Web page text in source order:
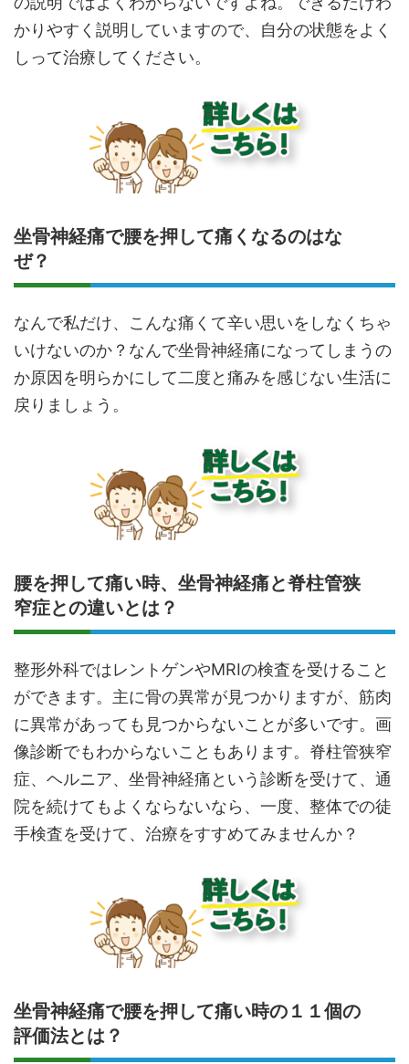
かりやすく説明していますので、自分の状態をよく
しって治療してください。
坐骨神経痛で腰を押して痛くなるのはな
ぜ？
なんで私だけ、こんな痛くて辛い思いをしなくちゃ
いけないのか？なんで坐骨神経痛になってしまうの
か原因を明らかにして二度と痛みを感じない生活に
戻りましょう。
腰を押して痛い時、坐骨神経痛と脊柱管狭
窄症との違いとは？
整形外科ではレントゲンやMRIの検査を受けること
ができます。主に骨の異常が見つかりますが、筋肉
に異常があっても見つからないことが多いです。画
像診断でもわからないこともあります。脊柱管狭窄
症、ヘルニア、坐骨神経痛という診断を受けて、通
院を続けてもよくならないなら、一度、整体での徒
手検査を受けて、治療をすすめてみませんか？
坐骨神経痛で腰を押して痛い時の１１個の
評価法とは？